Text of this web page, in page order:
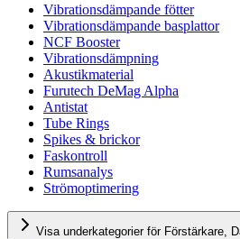
Vibrationsdämpande fötter
Vibrationsdämpande basplattor
NCF Booster
Vibrationsdämpning
Akustikmaterial
Furutech DeMag Alpha
Antistat
Tube Rings
Spikes & brickor
Faskontroll
Rumsanalys
Strömoptimering
Visa underkategorier för Förstärkare,